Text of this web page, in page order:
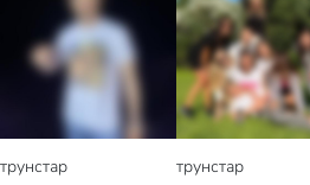
трунстар
трунстар